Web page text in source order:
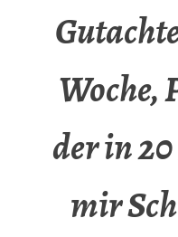
Woche,
der in
mir